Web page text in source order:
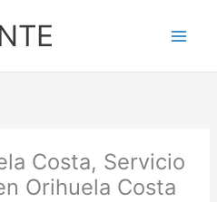
Costa, Servicio
Orihuela Costa